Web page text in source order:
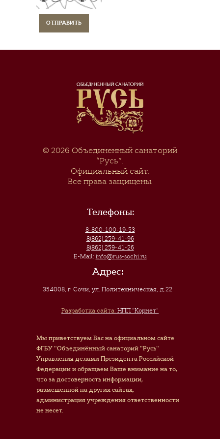
© 2026 Объединенный санаторий
“Русь”.
Официальный сайт.
Все права защищены.
Телефоны:
8-800-100-19-53
8(862) 259-41-96
8(862) 259-41-26
E-Mail: info@rus-sochi.ru
Адрес:
354008, г. Сочи,ул. Политехническая, д.22
Разработка сайта: НПП "Корнет"
Мы приветствуем Вас на официальном сайте
ФГБУ "Объединённый санаторий "Русь"
Управления делами Президента Российской
Федерации и обращаем Ваше внимание на то,
что за достоверность информации,
размещенной на других сайтах,
администрация учреждения ответственности
не несет.